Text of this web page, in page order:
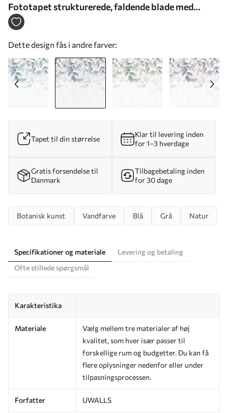
Fototapet strukturerede, faldende blade med
blomster i nuancer af blå og beige Nr. w05565v1
Dette design fås i andre farver:
Tapet til din størrelse
Klar til levering inden
for 1–3 hverdage
Gratis forsendelse til
Danmark
Tilbagebetaling inden
for 30 dage
Botanisk kunst Vandfarve Blå Grå Natur
Specifikationer og materiale
Levering og betaling
Ofte stillede spørgsmål
Karakteristika
Materiale
Vælg mellem tre materialer af høj
kvalitet, som hver især passer til
forskellige rum og budgetter. Du kan få
flere oplysninger nedenfor eller under
tilpasningsprocessen.
Forfatter UWALLS